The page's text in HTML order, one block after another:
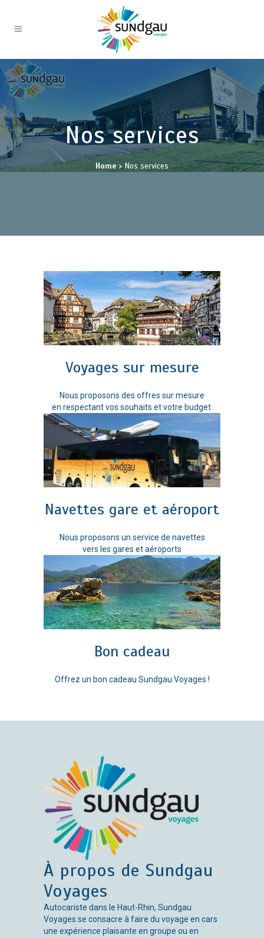
Nos services
Home>Nos services
Voyages sur mesure
Nous proposons des offres sur mesure
en respectant vos souhaits et votre budget.
Navettes gare et aéroport
Nous proposons un service de navettes
vers les gares et aéroports
Bon cadeau
Offrez un bon cadeau Sundgau Voyages !
À propos de Sundgau
Voyages
Autocariste dans le Haut-Rhin, Sundgau
Voyages se consacre à faire du voyage en cars
une expérience plaisante en groupe ou en